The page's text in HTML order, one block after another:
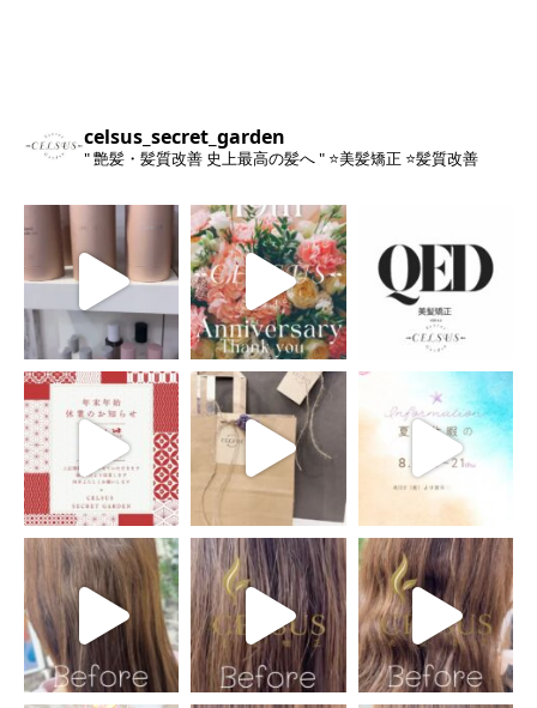
celsus_secret_garden
" 艶髪・髪質改善 史上最高の髪へ " ⭐️美髪矯正 ⭐️髪質改善